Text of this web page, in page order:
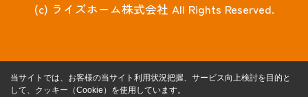
(c) ライズホーム株式会社 All Rights Reserved.
当サイトでは、お客様の当サイト利用状況把握、サービス向上検討を目的と
して、クッキー（Cookie）を使用しています。